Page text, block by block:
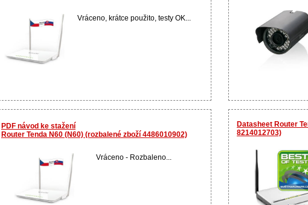
Vráceno, krátce použito, testy OK...
PDF návod ke stažení
Router Tenda N60 (N60) (rozbalené zboží 4486010902)
Vráceno - Rozbaleno...
Datasheet Router
8214012703)